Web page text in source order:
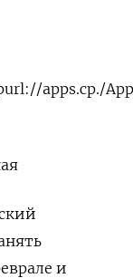
apps.cp./
и